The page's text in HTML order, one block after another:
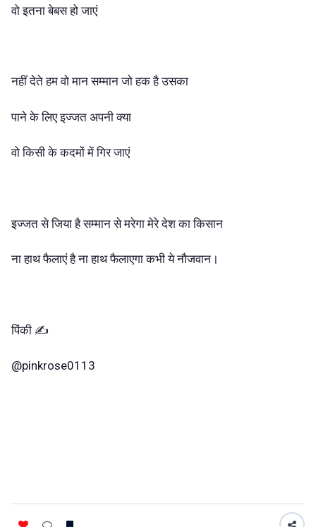
वो इतना बेबस हो जाएं
नहीं देते हम वो मान सम्मान जो हक है उसका
पाने के लिए इज्जत अपनी क्या
वो किसी के कदमों में गिर जाएं
इज्जत से जिया है सम्मान से मरेगा मेरे देश का किसान
ना हाथ फैलाएं है ना हाथ फैलाएगा कभी ये नौजवान।
पिंकी ✍️
@pinkrose0113